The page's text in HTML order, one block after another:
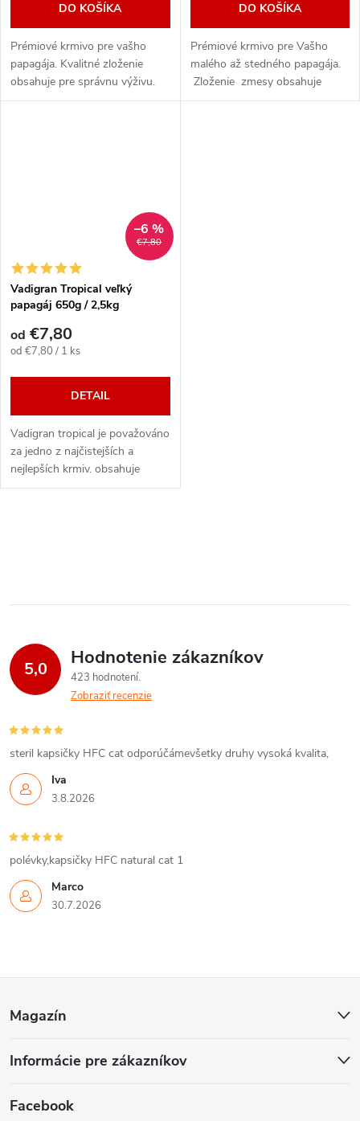
DO KOŠÍKA
Prémiové krmivo pre vašho
papagája. Kvalitné zloženie
obsahuje pre správnu výživu.
Semienka v ideálnej zmesi. V
DO KOŠÍKA
Prémiové krmivo pre Vašho
malého až stedného papagája.
Zloženie zmesy obsahuje
prémiovo čisté a klíčivé semena
€7,80
–6 %
Vadigran Tropical veľký
papagáj 650g / 2,5kg
od €7,80
Jednotková
od €7,80 / 1 ks
DETAIL
Vadigran tropical je považováno
za jedno z najčistejších a
nejlepších krmiv. obsahuje
pálivou papriku, ovocie i
l
d
a
c
i
e
p
r
v
k
v
ý
p
s
5,0 Hodnotenie zákazníkov
423 hodnotení
Zobraziť recenzie
Iva
3.8.2026
steril kapsičky HFC cat odporúčámevšetky druhy vysoká kvalita,
Marco
30.7.2026
polévky,kapsičky HFC natural cat 1
p
Magazín
Informácie pre zákazníkov
Facebook